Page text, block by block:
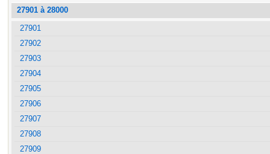
27901 à 28000
27901
27902
27903
27904
27905
27906
27907
27908
27909